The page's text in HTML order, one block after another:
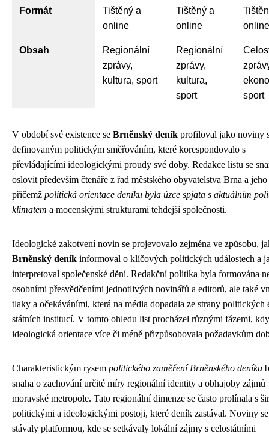
Formát
Tištěný a
online
Tištěný a
online
online
Obsah
Regionální
zprávy,
kultura, sport
Regionální
zprávy,
kultura,
sport
sport
V období své existence se Brněnský deník profiloval jako noviny
definovaným politickým směřováním, které korespondovalo s
převládajícími ideologickými proudy své doby. Redakce listu se
oslovit především čtenáře z řad městského obyvatelstva Brna a
přičemž politická orientace deníku byla úzce spjata s aktuálním
klimatem a mocenskými strukturami tehdejší společnosti.
Ideologické zakotvení novin se projevovalo zejména ve způsobu,
Brněnský deník informoval o klíčových politických událostech a
interpretoval společenské dění. Redakční politika byla formována
osobními přesvědčeními jednotlivých novinářů a editorů, ale také
tlaky a očekáváními, která na média dopadala ze strany politických
státních institucí. V tomto ohledu list procházel různými fázemi,
ideologická orientace více či méně přizpůsobovala požadavkům
Charakteristickým rysem politického zaměření Brněnského deníku
snaha o zachování určité míry regionální identity a obhajoby zájmů
moravské metropole. Tato regionální dimenze se často prolínala s
politickými a ideologickými postoji, které deník zastával. Noviny
stávaly platformou, kde se setkávaly lokální zájmy s celostátními